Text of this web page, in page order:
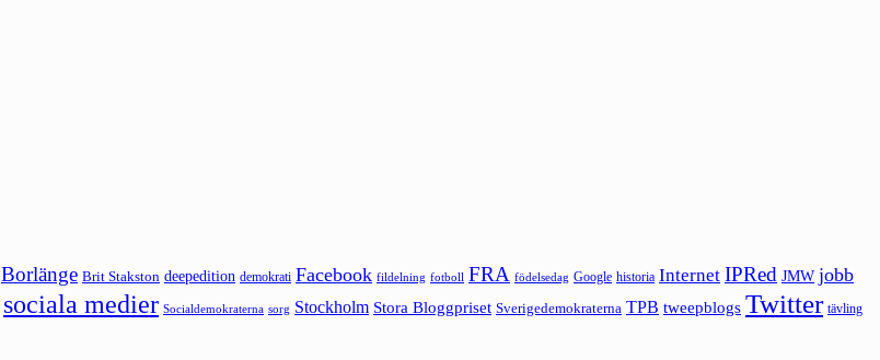
Borlänge Brit Stakston deepedition demokrati Facebook fildelning fotboll FRA födelsedag Google historia Internet IPRed JMW jobb
sociala medier Socialdemokraterna sorg Stockholm Stora Bloggpriset Sverigedemokraterna TPB tweepblogs Twitter tävling